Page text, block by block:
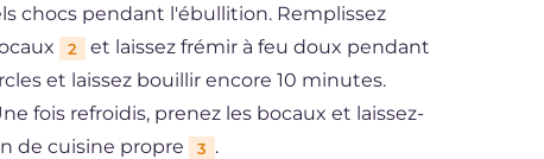
chocs pendant l'ébullition. Remplissez
2
et laissez frémir à feu doux pendant
et laissez bouillir encore 10 minutes.
fois refroidis, prenez les bocaux et laissez-
de cuisine propre
3 .